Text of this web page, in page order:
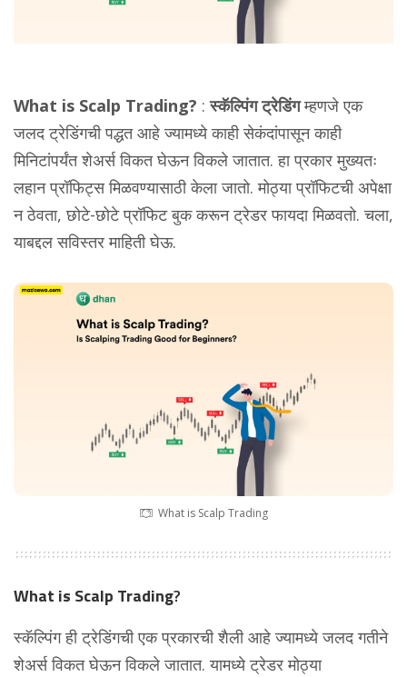
What is Scalp Trading? :स्कॅल्पिंग ट्रेडिंगम्हणजे एक
जलद ट्रेडिंगची पद्धत आहे ज्यामध्ये काही सेकंदांपासून काही
मिनिटांपर्यंत शेअर्स विकत घेऊन विकले जातात. हा प्रकार मुख्यतः
लहान प्रॉफिट्स मिळवण्यासाठी केला जातो. मोठ्या प्रॉफिटची अपेक्षा
न ठेवता, छोटे-छोटे प्रॉफिट बुक करून ट्रेडर फायदा मिळवतो. चला,
याबद्दल सविस्तर माहिती घेऊ.
What is Scalp Trading
What is Scalp Trading?
स्कॅल्पिंग ही ट्रेडिंगची एक प्रकारची शैली आहे ज्यामध्ये जलद गतीने
शेअर्स विकत घेऊन विकले जातात. यामध्ये ट्रेडर मोठ्या